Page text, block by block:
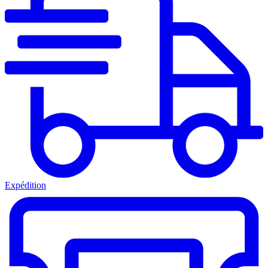
Expédition